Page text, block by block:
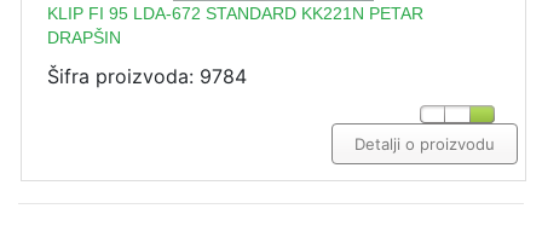
KLIP FI 95 LDA-672 STANDARD KK221N PETAR
DRAPŠIN
Šifra proizvoda: 9784
Detalji o proizvodu